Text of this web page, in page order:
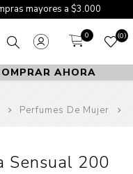
mayores a $3.000
0 0
AHORA
Perfumes De Mujer
Sensual 200